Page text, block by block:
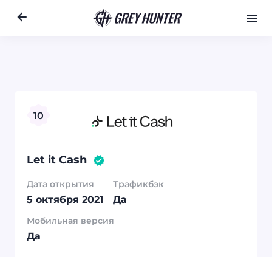
10
Let it Cash
Дата открытия
5 октября 2021
Трафикбэк
Да
Мобильная версия
Да